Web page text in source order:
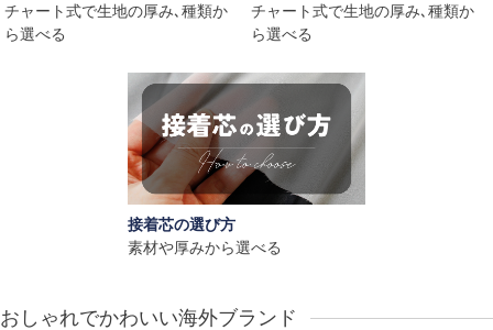
チャート式で生地の厚み､種類か
ら選べる
チャート式で生地の厚み､種類か
ら選べる
接着芯の選び方
素材や厚みから選べる
おしゃれでかわいい海外ブランド